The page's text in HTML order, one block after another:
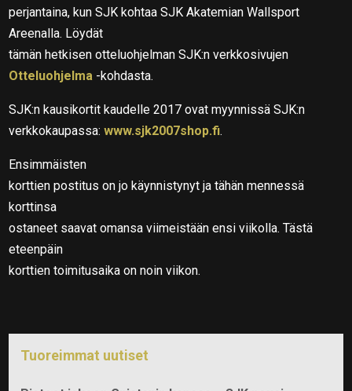
perjantaina, kun SJK kohtaa SJK Akatemian Wallsport
Areenalla. Löydät
tämän hetkisen otteluohjelman SJK:n verkkosivujen
Otteluohjelma -kohdasta.
SJK:n kausikortit kaudelle 2017 ovat myynnissä SJK:n
verkkokaupassa:www.sjk2007shop.fi.
Ensimmäisten
korttien postitus on jo käynnistynyt ja tähän mennessä
korttinsa
ostaneet saavat omansa viimeistään ensi viikolla. Tästä
eteenpäin
korttien toimitusaika on noin viikon.
Tuoreimmat uutiset